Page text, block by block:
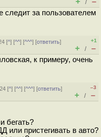
/
следит за пользователем
[^] [^^] [^^^] [ответить]
+1
+ / –
к примеру, очень
[^] [^^] [^^^] [ответить]
–3
+ / –
бегать?
или пристегивать в авто?